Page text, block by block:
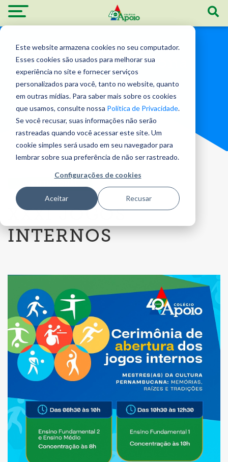
Este website armazena cookies no seu computador.
Esses cookies são usados ​​para melhorar sua
experiência no site e fornecer serviços
personalizados para você, tanto no website, quanto
em outras mídias. Para saber mais sobre os cookies
que usamos, consulte nossa Política de Privacidade.
Se você recusar, suas informações não serão
rastreadas quando você acessar este site. Um
cookie simples será usado em seu navegador para
lembrar sobre sua preferência de não ser rastreado.
Configurações de cookies
Aceitar Recusar
Blog - Institucional
XXXI JOGOS
INTERNOS